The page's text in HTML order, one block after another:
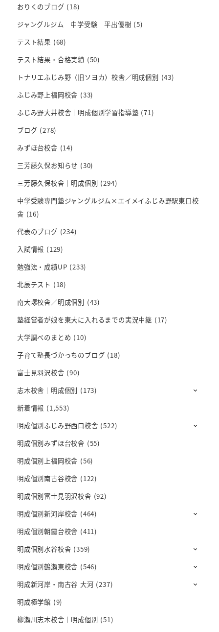
おりくのブログ (18)
ジャングルジム 中学受験 平出優樹 (5)
テスト結果 (68)
テスト結果・合格実績 (50)
トナリエふじみ野（旧ソヨカ）校舎／明成個別 (43)
ふじみ野上福岡校舎 (33)
ふじみ野大井校舎｜明成個別学習指導塾 (71)
ブログ (278)
みずほ台校舎 (14)
三芳藤久保お知らせ (30)
三芳藤久保校舎｜明成個別 (294)
中学受験専門塾ジャングルジム×エイメイふじみ野駅東口校
舎 (16)
代表のブログ (234)
入試情報 (129)
勉強法・成績UP (233)
北辰テスト (18)
南大塚校舎／明成個別 (43)
塾経営者が娘を東大に入れるまでの実況中継 (17)
大学調べのまとめ (10)
子育て塾長づかっちのブログ (18)
富士見羽沢校舎 (90)
志木校舎｜明成個別 (173)
新着情報 (1,553)
明成個別ふじみ野西口校舎 (522)
明成個別みずほ台校舎 (55)
明成個別上福岡校舎 (56)
明成個別南古谷校舎 (122)
明成個別富士見羽沢校舎 (92)
明成個別新河岸校舎 (464)
明成個別朝霞台校舎 (411)
明成個別水谷校舎 (359)
明成個別鶴瀬東校舎 (546)
明成新河岸・南古谷 大河 (237)
明成極学館 (9)
柳瀬川志木校舎｜明成個別 (51)